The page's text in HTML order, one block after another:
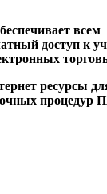
всем
доступ к
ресурсы